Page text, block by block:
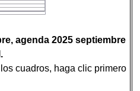
agenda 2025 septiembre
cuadros, haga clic primero